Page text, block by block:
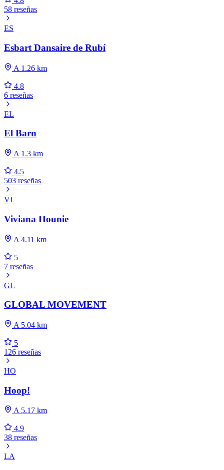
58 reseñas
ES
Esbart Dansaire de Rubí
A 1.26 km
4.8
6 reseñas
EL
El Barn
A 1.3 km
4.5
503 reseñas
VI
Viviana Hounie
A 4.11 km
5
7 reseñas
GL
GLOBAL MOVEMENT
A 5.04 km
5
126 reseñas
HO
Hoop!
A 5.17 km
4.9
38 reseñas
LA